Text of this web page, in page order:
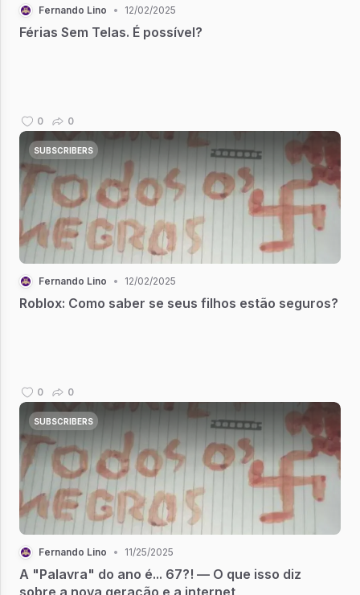
Fernando Lino • 12/02/2025
Férias Sem Telas. É possível?
0 0
SUBSCRIBERS
Fernando Lino • 12/02/2025
Roblox: Como saber se seus filhos estão seguros?
0 0
SUBSCRIBERS
Fernando Lino • 11/25/2025
A "Palavra" do ano é... 67?! — O que isso diz
sobre a nova geração e a internet